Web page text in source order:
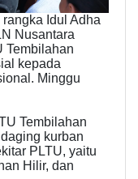
Idul Adha
Nusantara
Tembilahan
kepada
Minggu
Tembilahan
kurban
PLTU, yaitu
Hilir, dan